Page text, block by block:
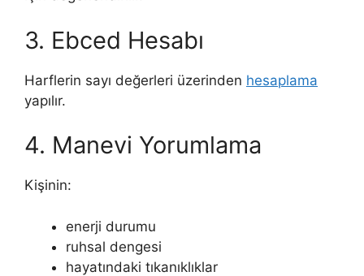
3. Ebced Hesabı
Harflerin sayı değerleri üzerinden hesaplama
yapılır.
4. Manevi Yorumlama
Kişinin:
enerji durumu
ruhsal dengesi
hayatındaki tıkanıklıklar